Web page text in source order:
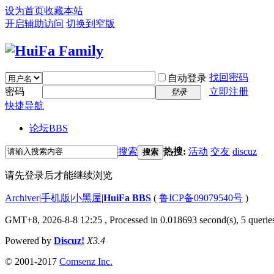
设为首页收藏本站
开启辅助访问 切换到窄版
自动登录 找回密码
密码
登录
立即注册
快捷导航
论坛BBS
搜索 搜索 热搜: 活动 交友 discuz
请先登录后才能继续浏览
Archiver|手机版|小黑屋|HuiFa BBS ( 鲁ICP备09079540号 )
GMT+8, 2026-8-8 12:25 , Processed in 0.018693 second(s), 5
Powered by Discuz! X3.4
© 2001-2017 Comsenz Inc.